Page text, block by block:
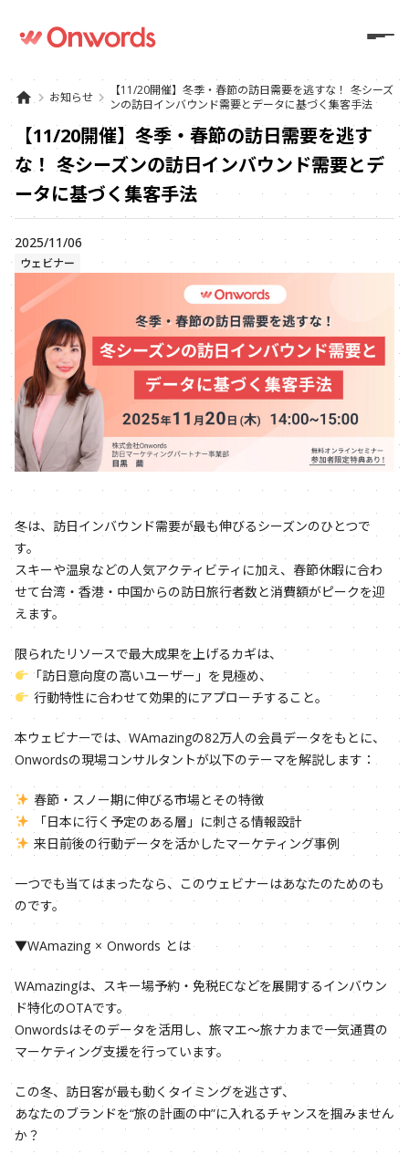
home keyboard_arrow_right お知らせ keyboard_arrow_right
【11/20開催】冬季・春節の訪日需要を逃すな！ 冬シーズ
ンの訪日インバウンド需要とデータに基づく集客手法
【11/20開催】冬季・春節の訪日需要を逃す
な！ 冬シーズンの訪日インバウンド需要とデ
ータに基づく集客手法
2025/11/06
ウェビナー
冬は、訪日インバウンド需要が最も伸びるシーズンのひとつで
す。
スキーや温泉などの人気アクティビティに加え、春節休暇に合わ
せて台湾・香港・中国からの訪日旅行者数と消費額がピークを迎
えます。
限られたリソースで最大成果を上げるカギは、
「訪日意向度の高いユーザー」を見極め、
行動特性に合わせて効果的にアプローチすること。
本ウェビナーでは、WAmazingの82万人の会員データをもとに、
Onwordsの現場コンサルタントが以下のテーマを解説します：
春節・スノー期に伸びる市場とその特徴
「日本に行く予定のある層」に刺さる情報設計
来日前後の行動データを活かしたマーケティング事例
一つでも当てはまったなら、このウェビナーはあなたのためのも
のです。
▼WAmazing × Onwords とは
WAmazingは、スキー場予約・免税ECなどを展開するインバウン
ド特化のOTAです。
Onwordsはそのデータを活用し、旅マエ〜旅ナカまで一気通貫の
マーケティング支援を行っています。
この冬、訪日客が最も動くタイミングを逃さず、
あなたのブランドを“旅の計画の中”に入れるチャンスを掴みません
か？